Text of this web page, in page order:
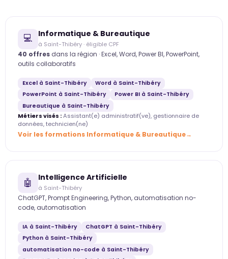
💻 Informatique & Bureautique
à Saint-Thibéry · éligible CPF
40 offres dans la région · Excel, Word, Power BI, PowerPoint,
outils collaboratifs
Excel à Saint-Thibéry
Word à Saint-Thibéry
PowerPoint à Saint-Thibéry
Power BI à Saint-Thibéry
Bureautique à Saint-Thibéry
Métiers visés :Assistant(e) administratif(ve), gestionnaire de
données, technicien(ne)
Voir les formations Informatique & Bureautique
🤖 Intelligence Artificielle
à Saint-Thibéry
ChatGPT, Prompt Engineering, Python, automatisation no-
code, automatisation
IA à Saint-Thibéry
ChatGPT à Saint-Thibéry
Python à Saint-Thibéry
automatisation no-code à Saint-Thibéry